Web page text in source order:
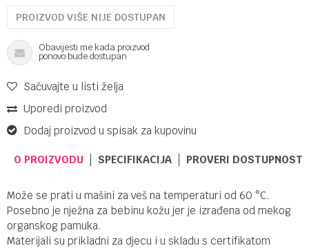
PROIZVOD VIŠE NIJE DOSTUPAN
Obavijesti me kada proizvod
ponovo bude dostupan
Sačuvajte u listi želja
Uporedi proizvod
Dodaj proizvod u spisak za kupovinu
O PROIZVODU SPECIFIKACIJA PROVERI DOSTUPNOST
Može se prati u mašini za veš na temperaturi od 60 °C.
Posebno je nježna za bebinu kožu jer je izrađena od mekog
organskog pamuka.
Materijali su prikladni za djecu i u skladu s certifikatom